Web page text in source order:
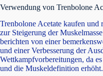
Verwendung von Trenbolone
Trenbolone Acetate kaufen und
zur Steigerung der
berichten von einer
und einer Verbesserung der
Wettkampfvorbereitungen, da
und die Muskeldefinition erhöht.